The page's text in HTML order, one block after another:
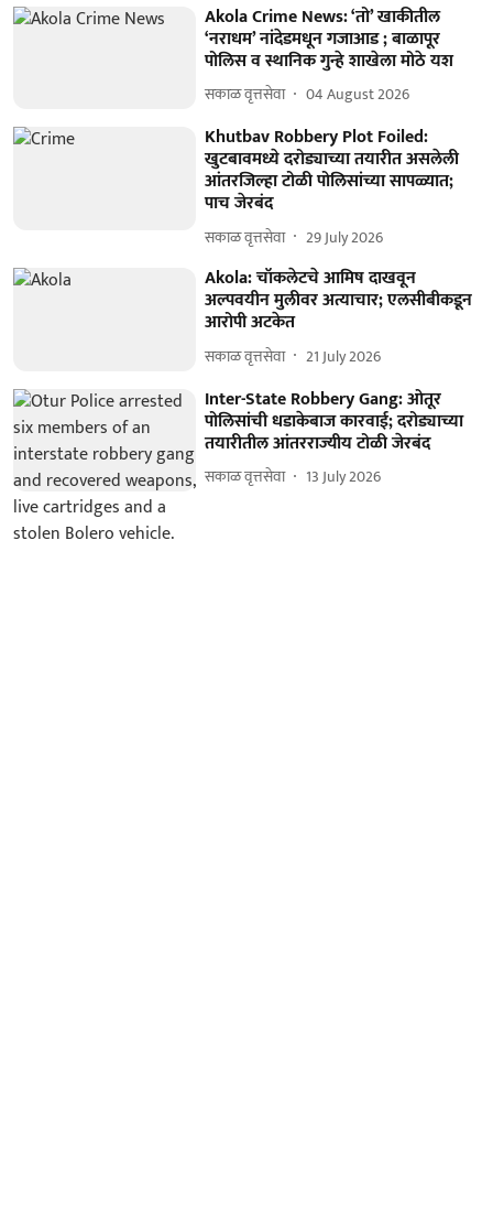
Akola Crime News: ‘तो’ खाकीतील
‘नराधम’ नांदेडमधून गजाआड ; बाळापूर
पोलिस व स्थानिक गुन्हे शाखेला मोठे यश
सकाळ वृत्तसेवा 04 August 2026
Khutbav Robbery Plot Foiled:
खुटबावमध्ये दरोड्याच्या तयारीत असलेली
आंतरजिल्हा टोळी पोलिसांच्या सापळ्यात;
पाच जेरबंद
सकाळ वृत्तसेवा 29 July 2026
Akola: चॉकलेटचे आमिष दाखवून
अल्पवयीन मुलीवर अत्याचार; एलसीबीकडून
आरोपी अटकेत
सकाळ वृत्तसेवा 21 July 2026
Inter-State Robbery Gang: ओतूर
पोलिसांची धडाकेबाज कारवाई; दरोड्याच्या
तयारीतील आंतरराज्यीय टोळी जेरबंद
सकाळ वृत्तसेवा 13 July 2026